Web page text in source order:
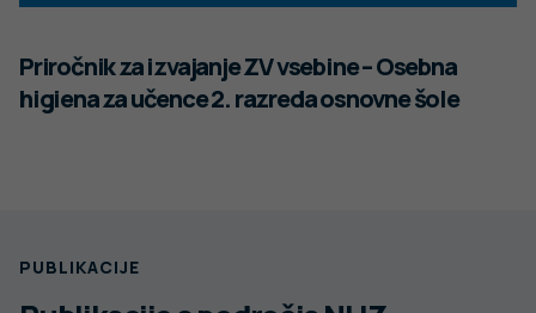
Priročnik za izvajanje ZV vsebine – Osebna
higiena za učence 2. razreda osnovne šole
PUBLIKACIJE